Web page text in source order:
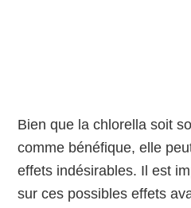
Bien que la chlorella soit
comme bénéfique, elle
effets indésirables. Il est
sur ces possibles effets